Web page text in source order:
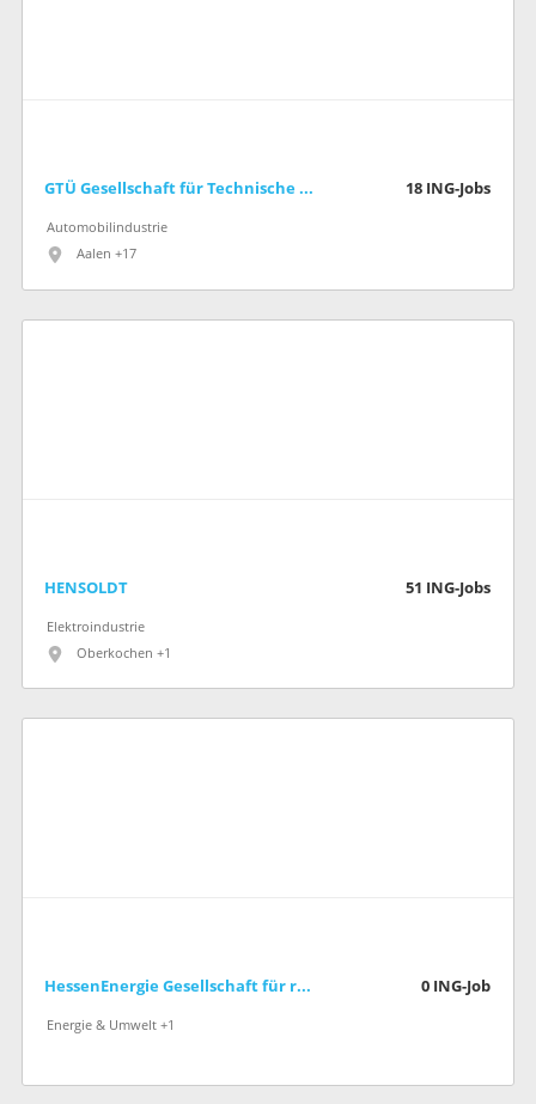
GTÜ Gesellschaft für Technische Überwachung mbH 18 ING-Jobs
Automobilindustrie
Aalen +17
HENSOLDT 51 ING-Jobs
Elektroindustrie
Oberkochen +1
HessenEnergie Gesellschaft für rationelle Energienutzung mbH 0 ING-Job
Energie & Umwelt +1